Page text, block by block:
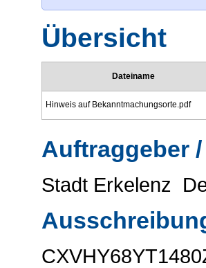
Übersicht
Dateiname
Hinweis auf Bekanntmachungsorte.pdf
Auftraggeber
Stadt Erkelenz